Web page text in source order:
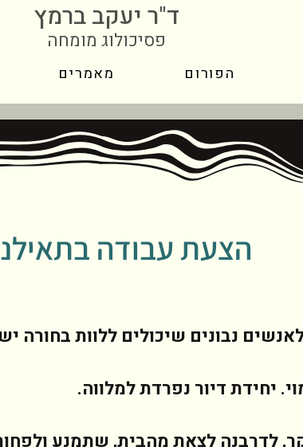
ד"ר יעקב ברמץ
פסיכולוג מומחה
הפורום מאמרים
הצעת עבודה
יחידת דיור נפרדת למלווה.
לדרבנה לצאת מהבית, שתמנע